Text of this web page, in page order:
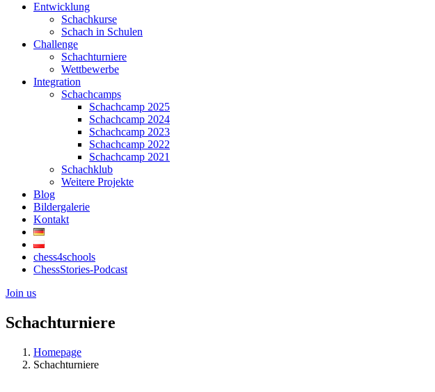
Entwicklung
Schachkurse
Schach in Schulen
Challenge
Schachturniere
Wettbewerbe
Integration
Schachcamps
Schachcamp 2025
Schachcamp 2024
Schachcamp 2023
Schachcamp 2022
Schachcamp 2021
Schachklub
Weitere Projekte
Blog
Bildergalerie
Kontakt
chess4schools
ChessStories-Podcast
Join us
Schachturniere
Homepage
Schachturniere